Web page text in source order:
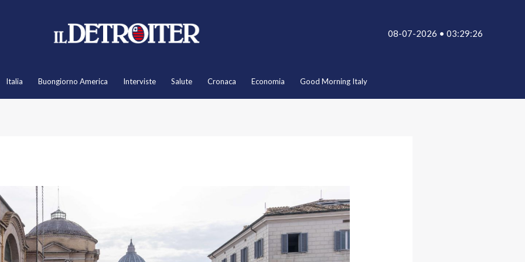
08-07-2026 • 03:29:26
Italia Buongiorno America Interviste Salute Cronaca Economia Good Morning Italy